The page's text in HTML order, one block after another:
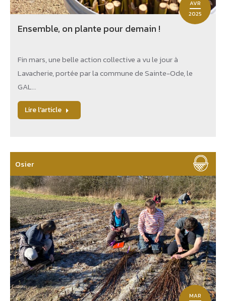
AVR
2025
Ensemble, on plante pour demain !
Fin mars, une belle action collective a vu le jour à
Lavacherie, portée par la commune de Sainte-Ode, le
GAL…
Lire l'article
MAR
Osier